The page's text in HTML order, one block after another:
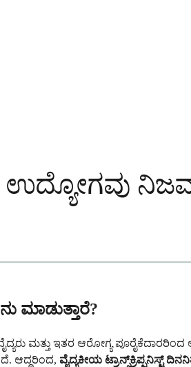
ಉದ್ಯೋಗವು
ಮಾಡುತ್ತಾರೆ?
ಮತ್ತು ಇತರ ಆರೋಗ್ಯ
ಆದ್ದರಿಂದ, ವೈದ್ಯಕೀಯ ಟ್ರಾನ್ಸ್‌ಕ್ರಿಪ್ಷನಿಸ್ಟ್